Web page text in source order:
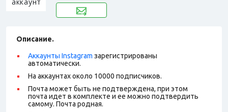
Описание.
Аккаунты Instagram зарегистрированы
автоматически.
На аккаунтах около 10000 подписчиков.
Почта может быть не подтверждена, при этом
почта идет в комплекте и ее можно подтвердить
самому. Почта родная.